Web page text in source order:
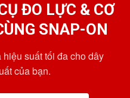
ĐO LỰC & CƠ
SNAP-ON
suất tối đa cho dây
của bạn.